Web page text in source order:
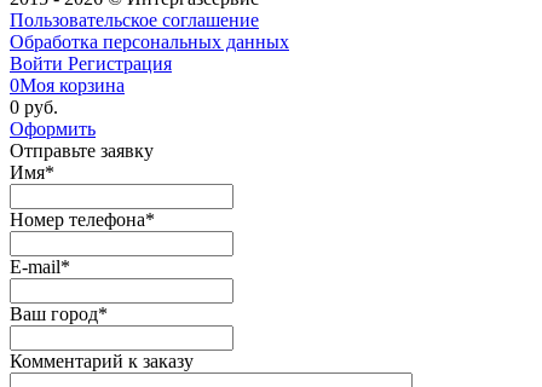
Пользовательское соглашение
Обработка персональных данных
Войти Регистрация
0Моя корзина
0 руб.
Оформить
Отправьте заявку
Имя*
Номер телефона*
E-mail*
Ваш город*
Комментарий к заказу